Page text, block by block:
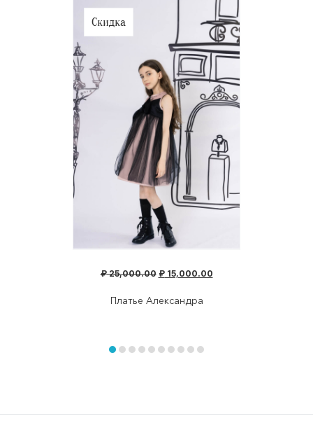
Скидка
Платье Александра
₽25,000.00 ₽15,000.00
itemitemitemitemitemitemitemitemitemitem